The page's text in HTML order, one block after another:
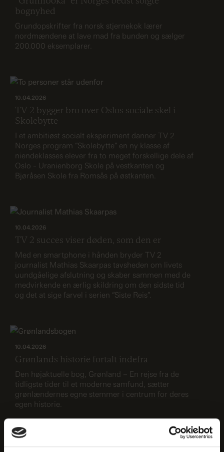
bognyhed
Grundopskrifter fra norsk stjernekok lærer
nordmændene at lave mad fra bunden og sælger
200.000 eksemplarer.
10.04.2026
TV 2 bygger bro over Oslos sociale skel i
Skolebytte
I et ambitiøst socialt eksperiment danner TV 2
Norges program “Skolebytte” en ny klasse af
niendeklasses elever fra to meget forskellige dele af
Oslo - Uranienborg Skole på vestkanten og
Bjøråsen Skole fra Romsås på østkanten.
10.04.2026
TV 2 succes viser døden, som den er
Med en smartphone i hånden bryder TV 2
journalist Mathias Skaarpas tavsheden om livets
uundgåelige afslutning og skaber sammen med de
medvirkende en ærlig skildring om den sidste tid
og det at sige farvel i serien “Siste Reis”.
10.04.2026
Grønlands historie fortalt indefra
Den højaktuelle bog, Grønland – En rejse fra de
tidligste tider til et moderne samfund, sætter
grønlændernes egne stemmer i centrum for deres
egen historie.